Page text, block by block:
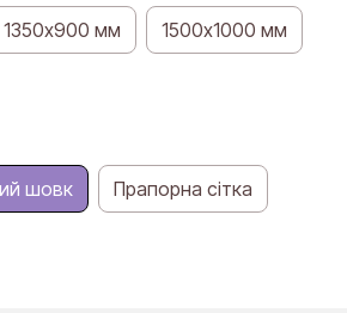
1350х900 мм 1500х1000 мм
шовк Прапорна сітка